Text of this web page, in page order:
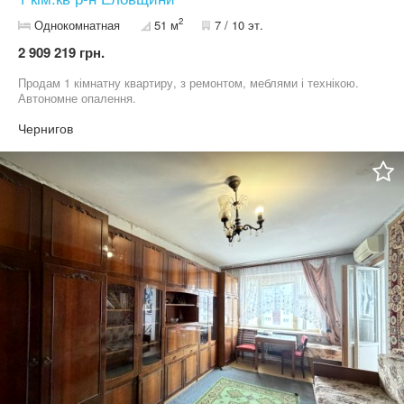
Однокомнатная 51 м2 7 / 10 эт.
2 909 219 грн.
Продам 1 кімнатну квартиру, з ремонтом, меблями і технікою.
Автономне опалення.
Чернигов